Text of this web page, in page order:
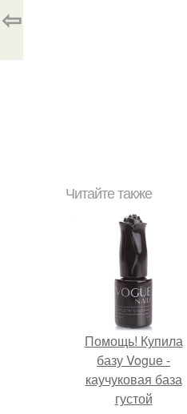
⇦
Читайте также
Помощь! Купила
базу Vogue -
каучуковая база
густой